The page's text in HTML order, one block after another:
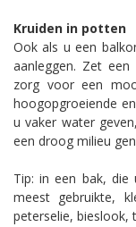
Kruiden in potten
Ook als u een
aanleggen. Zet
zorg voor een
hoogopgroeiende
u vaker water
een droog milieu
Tip: in een bak, die
meest gebruikte,
peterselie, bieslook,